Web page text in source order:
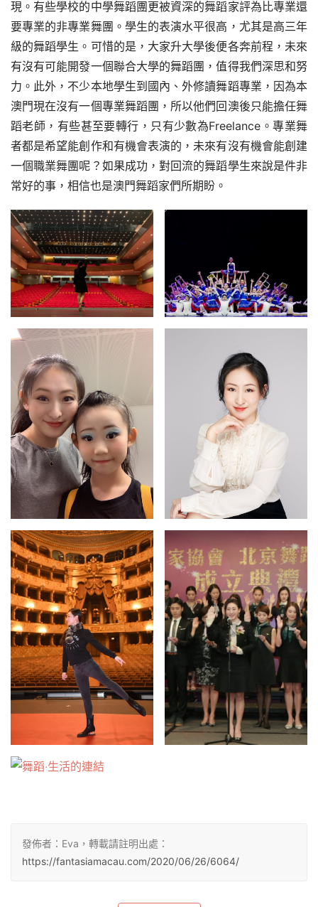
現。有些學校的中學舞蹈團更被資深的舞蹈家評為比專業還
要專業的非專業舞團。學生的表演水平很高，尤其是高三年
級的舞蹈學生。可惜的是，大家升大學後便各奔前程，未來
有沒有可能開發一個聯合大學的舞蹈團，值得我們深思和努
力。此外，不少本地學生到國內、外修讀舞蹈專業，因為本
澳門現在沒有一個專業舞蹈團，所以他們回澳後只能擔任舞
蹈老師，有些甚至要轉行，只有少數為Freelance。專業舞
者都是希望能創作和有機會表演的，未來有沒有機會能創建
一個職業舞團呢？如果成功，對回流的舞蹈學生來說是件非
常好的事，相信也是澳門舞蹈家們所期盼。
發佈者：Eva，轉載請註明出處：
https://fantasiamacau.com/2020/06/26/6064/